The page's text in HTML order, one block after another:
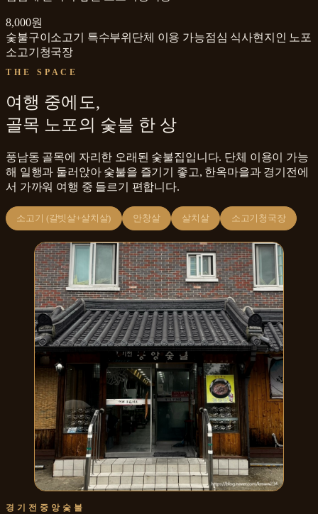
8,000원
숯불구이 소고기 특수부위 단체 이용 가능점심 식사현지인 노포
소고기청국장
THE SPACE
여행 중에도,
골목 노포의 숯불 한 상
풍남동 골목에 자리한 오래된 숯불집입니다. 단체 이용이 가능
해 일행과 둘러앉아 숯불을 즐기기 좋고, 한옥마을과 경기전에
서 가까워 여행 중 들르기 편합니다.
소고기 (갈빗살+살치살) 안창살 살치살 소고기청국장
경기전중앙숯불